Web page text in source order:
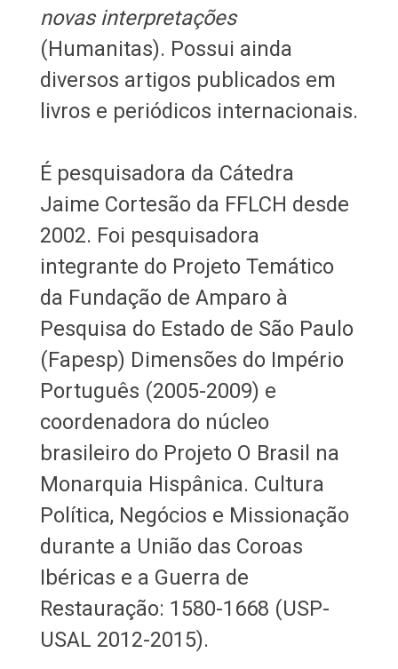
novas interpretações
(Humanitas). Possui ainda
diversos artigos publicados em
livros e periódicos internacionais.
É pesquisadora da Cátedra
Jaime Cortesão da FFLCH desde
2002. Foi pesquisadora
integrante do Projeto Temático
da Fundação de Amparo à
Pesquisa do Estado de São Paulo
(Fapesp) Dimensões do Império
Português (2005-2009) e
coordenadora do núcleo
brasileiro do Projeto O Brasil na
Monarquia Hispânica. Cultura
Política, Negócios e Missionação
durante a União das Coroas
Ibéricas e a Guerra de
Restauração: 1580-1668 (USP-
USAL 2012-2015).